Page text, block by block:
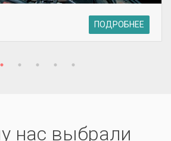
ПОДРОБНЕЕ
нас выбрали